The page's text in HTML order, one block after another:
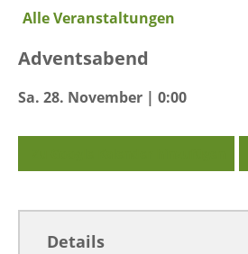
Alle Veranstaltungen
Adventsabend
Sa. 28. November | 0:00
Details